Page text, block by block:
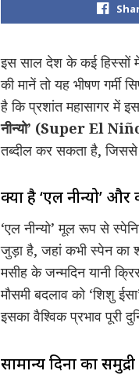
इस साल देश के कई हिस्सों
की मानें तो यह भीषण
है कि प्रशांत महासागर में
नीन्यो’ (Super El
तब्दील कर सकता है,
क्या है ‘एल नीन्यो’ और
‘एल नीन्यो’ मूल रूप से
जुड़ा है, जहां कभी स्पेन का
मसीह के जन्मदिन यानी
मौसमी बदलाव को ‘शिशु
इसका वैश्विक प्रभाव पूरी
सामान्य दिनों का